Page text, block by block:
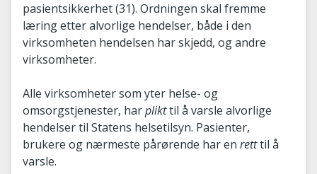
pasientsikkerhet (31). Ordningen skal fremme
læring etter alvorlige hendelser, både i den
virksomheten hendelsen har skjedd, og andre
virksomheter.
Alle virksomheter som yter helse- og
omsorgstjenester, harplikttil å varsle alvorlige
hendelser til Statens helsetilsyn. Pasienter,
brukere og nærmeste pårørende har en retttil å
varsle.